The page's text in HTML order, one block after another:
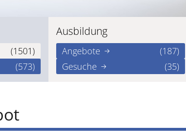
(1501)
(573)
Ausbildung
Angebote
(187)
Gesuche
(35)